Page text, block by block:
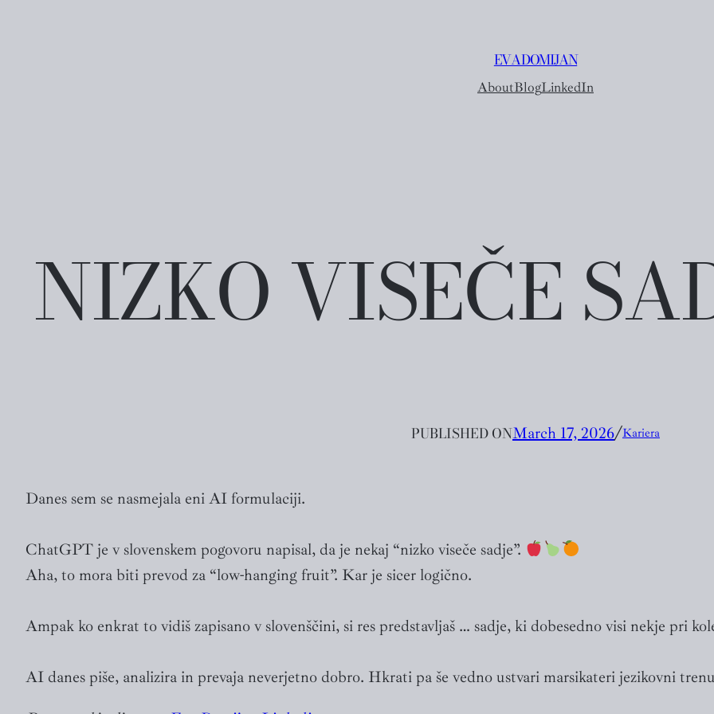
EVA DOMIJAN
AboutBlogLinkedIn
NIZKO VISEČE
PUBLISHED ONMarch 17, 2026╱Kariera
Danes sem se nasmejala eni AI formulaciji.
ChatGPT je v slovenskem pogovoru napisal, da je nekaj “nizko viseče sadje”.
Aha, to mora biti prevod za “low-hanging fruit”. Kar je sicer logično.
Ampak ko enkrat to vidiš zapisano v slovenščini, si res predstavljaš … sadje, ki dobesedno visi nekje pri
AI danes piše, analizira in prevaja neverjetno dobro. Hkrati pa še vedno ustvari marsikateri jezikovni